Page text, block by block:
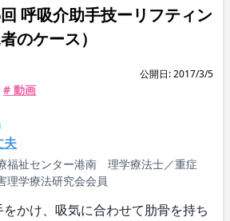
呼吸介助手技ーリフティン
のケース）
公開日: 2017/3/5
# 動画
夫
福祉センター港南 理学療法士／重症
理学療法研究会会員
かけ、吸気に合わせて肋骨を持ち